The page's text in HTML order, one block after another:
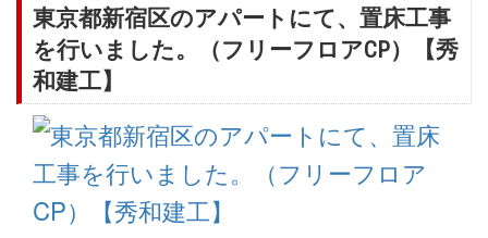
東京都新宿区のアパートにて、置床工事
を行いました。（フリーフロアCP）【秀
和建工】